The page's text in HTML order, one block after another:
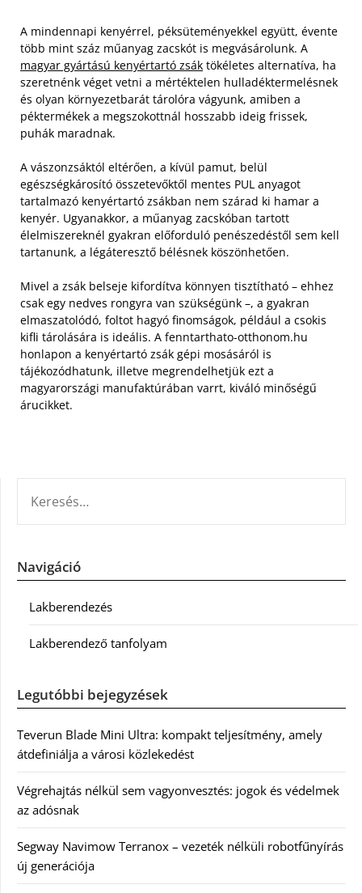
A mindennapi kenyérrel, péksüteményekkel együtt, évente
több mint száz műanyag zacskót is megvásárolunk. A
magyar gyártású kenyértartó zsák tökéletes alternatíva, ha
szeretnénk véget vetni a mértéktelen hulladéktermelésnek
és olyan környezetbarát tárolóra vágyunk, amiben a
péktermékek a megszokottnál hosszabb ideig frissek,
puhák maradnak.
A vászonzsáktól eltérően, a kívül pamut, belül
egészségkárosító összetevőktől mentes PUL anyagot
tartalmazó kenyértartó zsákban nem szárad ki hamar a
kenyér. Ugyanakkor, a műanyag zacskóban tartott
élelmiszereknél gyakran előforduló penészedéstől sem kell
tartanunk, a légáteresztő bélésnek köszönhetően.
Mivel a zsák belseje kifordítva könnyen tisztítható – ehhez
csak egy nedves rongyra van szükségünk –, a gyakran
elmaszatolódó, foltot hagyó finomságok, például a csokis
kifli tárolására is ideális. A fenntarthato-otthonom.hu
honlapon a kenyértartó zsák gépi mosásáról is
tájékozódhatunk, illetve megrendelhetjük ezt a
magyarországi manufaktúrában varrt, kiváló minőségű
árucikket.
Navigáció
Lakberendezés
Lakberendező tanfolyam
Legutóbbi bejegyzések
Teverun Blade Mini Ultra: kompakt teljesítmény, amely
átdefiniálja a városi közlekedést
Végrehajtás nélkül sem vagyonvesztés: jogok és védelmek
az adósnak
Segway Navimow Terranox – vezeték nélküli robotfűnyírás
új generációja